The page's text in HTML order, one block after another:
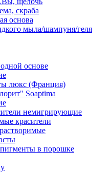
скраба
основа
мыла/шампуня/геля
основе
люкс (Франция)
Soaptima
немигрирующие
красители
в порошке